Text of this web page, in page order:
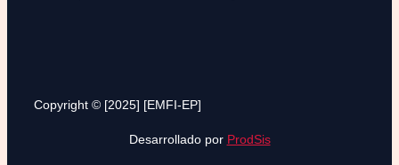
Copyright © [2025] [EMFI-EP]
Desarrollado por ProdSis